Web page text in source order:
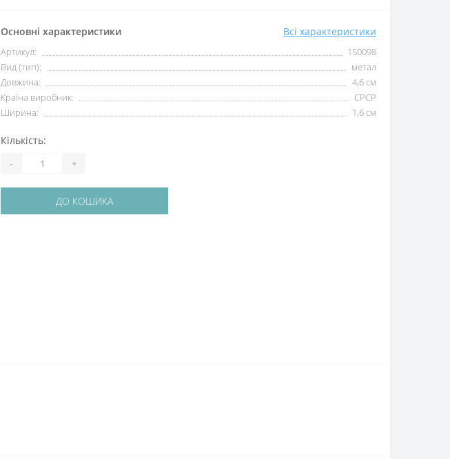
Основні характеристики Всі характеристики
Артикул:
150098
Вид (тип):
метал
Довжина:
4,6 см
Країна виробник:
СРСР
Ширина:
1,6 см
Кількість:
- +
ДО КОШИКА